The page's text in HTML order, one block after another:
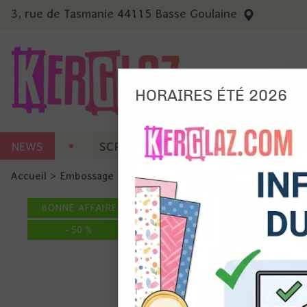
3, rue de Tasmanie 44115 Basse Goulaine
NEWS SCRAP CARTERIE MACHINES
Accueil > Embossage KiEmboss Ki'Emboss -Souvenir
BONNE AFFAIRE
- 50 %
Ils
et du
précises
Si vous
de la
HORAIRES ÉTÉ 2026